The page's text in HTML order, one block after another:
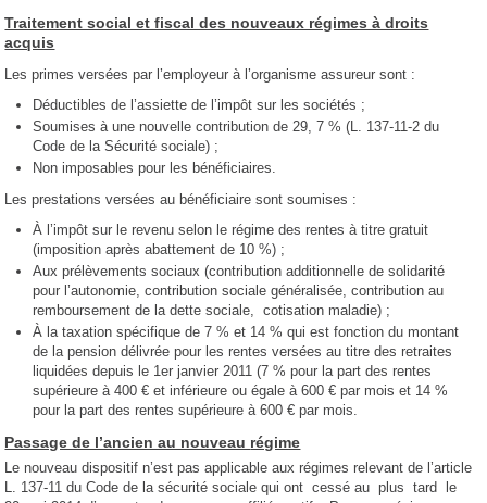
Traitement social et fiscal des nouveaux régimes à droits
acquis
Les primes versées par l’employeur à l’organisme assureur sont :
Déductibles de l’assiette de l’impôt sur les sociétés ;
Soumises à une nouvelle contribution de 29, 7 % (L. 137-11-2 du
Code de la Sécurité sociale) ;
Non imposables pour les bénéficiaires.
Les prestations versées au bénéficiaire sont soumises :
À l’impôt sur le revenu selon le régime des rentes à titre gratuit
(imposition après abattement de 10 %) ;
Aux prélèvements sociaux (contribution additionnelle de solidarité
pour l’autonomie, contribution sociale généralisée, contribution au
remboursement de la dette sociale, cotisation maladie) ;
À la taxation spécifique de 7 % et 14 % qui est fonction du montant
de la pension délivrée pour les rentes versées au titre des retraites
liquidées depuis le 1er janvier 2011 (7 % pour la part des rentes
supérieure à 400 € et inférieure ou égale à 600 € par mois et 14 %
pour la part des rentes supérieure à 600 € par mois.
Passage de l’ancien au nouveau régime
Le nouveau dispositif n’est pas applicable aux régimes relevant de l’article
L. 137-11 du Code de la sécurité sociale qui ont cessé au plus tard le